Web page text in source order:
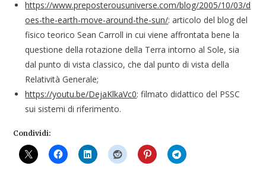
https://www.preposterousuniverse.com/blog/2005/10/03/d
oes-the-earth-move-around-the-sun/: articolo del blog del
fisico teorico Sean Carroll in cui viene affrontata bene la
questione della rotazione della Terra intorno al Sole, sia
dal punto di vista classico, che dal punto di vista della
Relatività Generale;
https://youtu.be/DejaKlkaVc0: filmato didattico del PSSC
sui sistemi di riferimento.
Condividi: